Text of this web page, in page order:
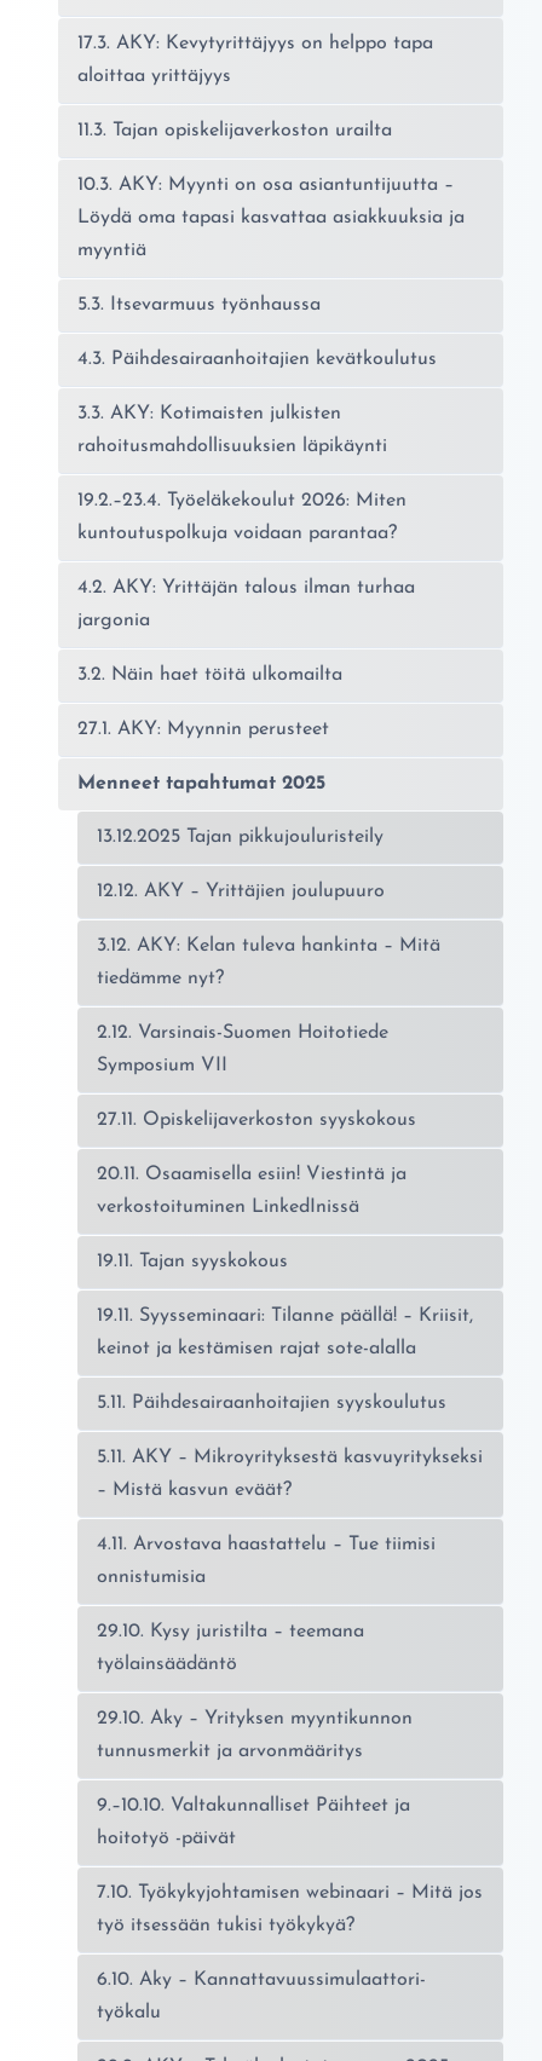
17.3. AKY: Kevytyrittäjyys on helppo tapa
aloittaa yrittäjyys
11.3. Tajan opiskelijaverkoston urailta
10.3. AKY: Myynti on osa asiantuntijuutta –
Löydä oma tapasi kasvattaa asiakkuuksia ja
myyntiä
5.3. Itsevarmuus työnhaussa
4.3. Päihdesairaanhoitajien kevätkoulutus
3.3. AKY: Kotimaisten julkisten
rahoitusmahdollisuuksien läpikäynti
19.2.–23.4. Työeläkekoulut 2026: Miten
kuntoutuspolkuja voidaan parantaa?
4.2. AKY: Yrittäjän talous ilman turhaa
jargonia
3.2. Näin haet töitä ulkomailta
27.1. AKY: Myynnin perusteet
Menneet tapahtumat 2025
13.12.2025 Tajan pikkujouluristeily
12.12. AKY – Yrittäjien joulupuuro
3.12. AKY: Kelan tuleva hankinta – Mitä
tiedämme nyt?
2.12. Varsinais-Suomen Hoitotiede
Symposium VII
27.11. Opiskelijaverkoston syyskokous
20.11. Osaamisella esiin! Viestintä ja
verkostoituminen LinkedInissä
19.11. Tajan syyskokous
19.11. Syysseminaari: Tilanne päällä! – Kriisit,
keinot ja kestämisen rajat sote-alalla
5.11. Päihdesairaanhoitajien syyskoulutus
5.11. AKY – Mikroyrityksestä kasvuyritykseksi
– Mistä kasvun eväät?
4.11. Arvostava haastattelu – Tue tiimisi
onnistumisia
29.10. Kysy juristilta – teemana
työlainsäädäntö
29.10. Aky – Yrityksen myyntikunnon
tunnusmerkit ja arvonmääritys
9.–10.10. Valtakunnalliset Päihteet ja
hoitotyö -päivät
7.10. Työkykyjohtamisen webinaari – Mitä jos
työ itsessään tukisi työkykyä?
6.10. Aky – Kannattavuussimulaattori-
työkalu